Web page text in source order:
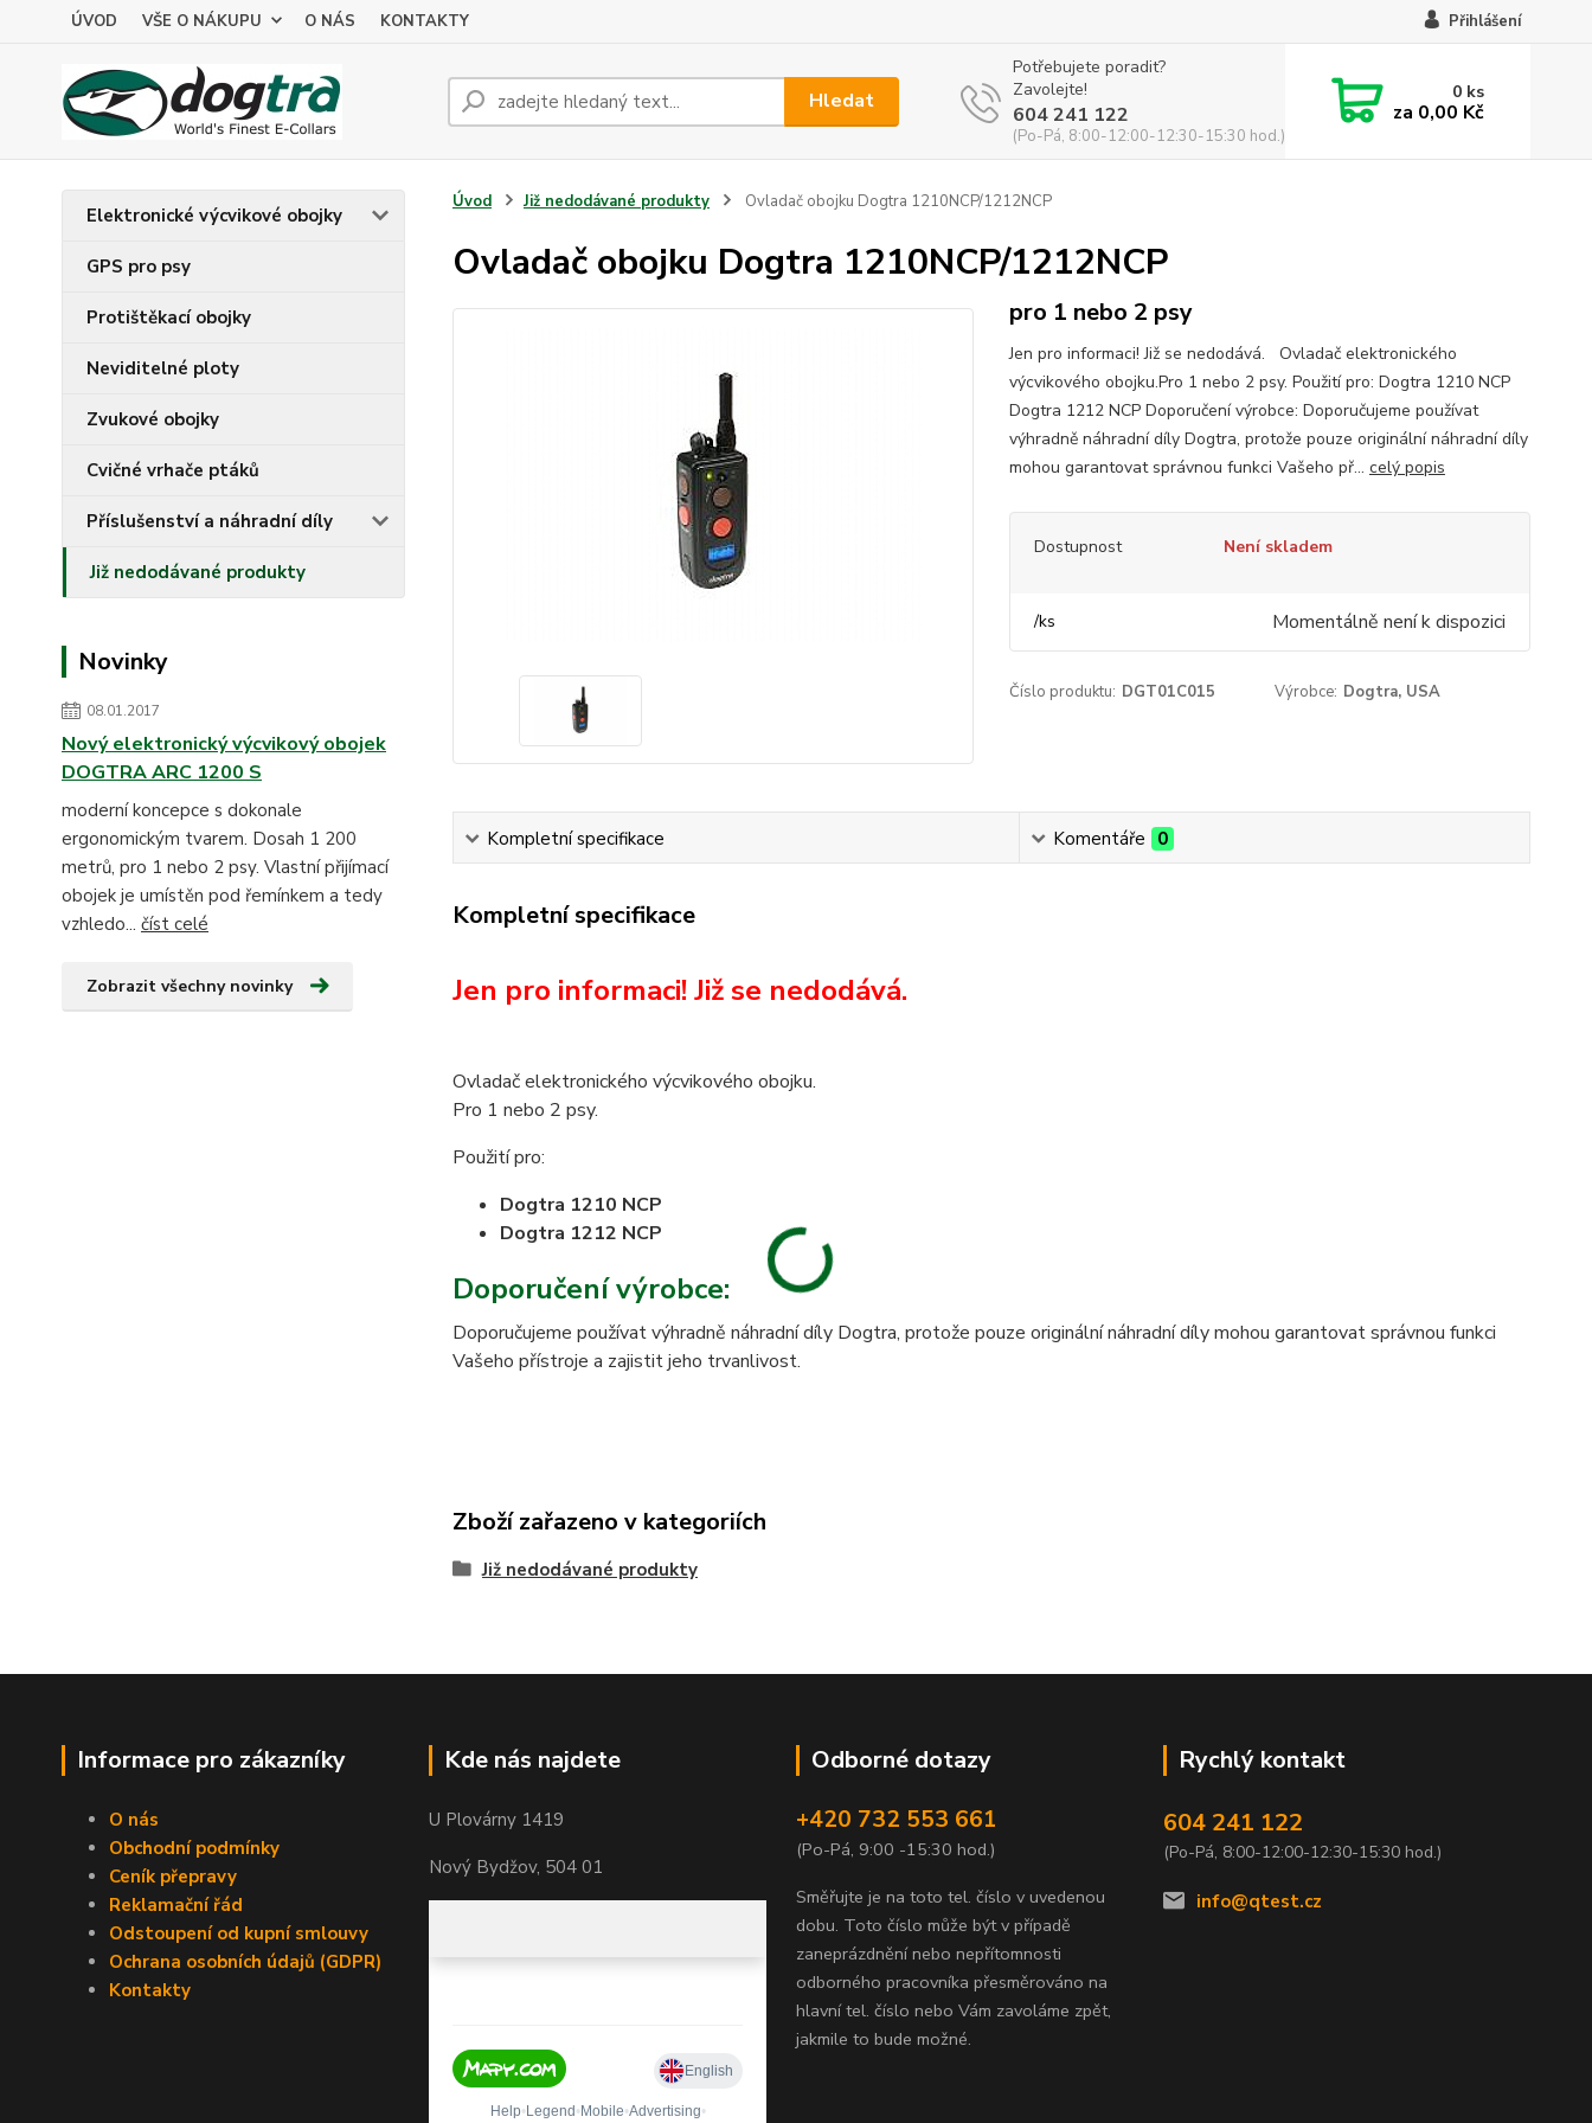
ÚVOD VŠE O NÁKUPU O NÁS KONTAKTY Přihlášení
Hledat
Potřebujete poradit?
Zavolejte!
604 241 122
(Po-Pá, 8:00-12:00-12:30-15:30 hod.)
0 ks
za 0,00 Kč
Elektronické výcvikové obojky
GPS pro psy
Protištěkací obojky
Neviditelné ploty
Zvukové obojky
Cvičné vrhače ptáků
Příslušenství a náhradní díly
Již nedodávané produkty
Novinky
08.01.2017
Nový elektronický výcvikový obojek
DOGTRA ARC 1200 S
moderní koncepce s dokonale
ergonomickým tvarem. Dosah 1 200
metrů, pro 1 nebo 2 psy. Vlastní přijímací
obojek je umístěn pod řemínkem a tedy
vzhledo... číst celé
Zobrazit všechny novinky
Úvod Již nedodávané produkty Ovladač obojku Dogtra 1210NCP/1212NCP
Ovladač obojku Dogtra 1210NCP/1212NCP
pro 1 nebo 2 psy
Jen pro informaci! Již se nedodává. Ovladač elektronického
výcvikového obojku.Pro 1 nebo 2 psy. Použití pro: Dogtra 1210 NCP
Dogtra 1212 NCP Doporučení výrobce: Doporučujeme používat
výhradně náhradní díly Dogtra, protože pouze originální náhradní díly
mohou garantovat správnou funkci Vašeho př... celý popis
Dostupnost Není skladem
/ks Momentálně není k dispozici
Číslo produktu: DGT01C015 Výrobce: Dogtra, USA
Kompletní specifikace Komentáře 0
Kompletní specifikace
Jen pro informaci! Již se nedodává.
Ovladač elektronického výcvikového obojku.
Pro 1 nebo 2 psy.
Použití pro:
Dogtra 1210 NCP
Dogtra 1212 NCP
Doporučení výrobce:
Doporučujeme používat výhradně náhradní díly Dogtra, protože pouze originální náhradní díly mohou garantovat správnou funkci
Vašeho přístroje a zajistit jeho trvanlivost.
Zboží zařazeno v kategoriích
Již nedodávané produkty
Informace pro zákazníky
O nás
Obchodní podmínky
Ceník přepravy
Reklamační řád
Odstoupení od kupní smlouvy
Ochrana osobních údajů (GDPR)
Kontakty
Kde nás najdete
U Plovárny 1419
Nový Bydžov, 504 01
Odborné dotazy
+420 732 553 661
(Po-Pá, 9:00 -15:30 hod.)
Směřujte je na toto tel. číslo v uvedenou
dobu. Toto číslo může být v případě
zaneprázdnění nebo nepřítomnosti
odborného pracovníka přesměrováno na
hlavní tel. číslo nebo Vám zavoláme zpět,
jakmile to bude možné.
Rychlý kontakt
604 241 122
(Po-Pá, 8:00-12:00-12:30-15:30 hod.)
info@qtest.cz